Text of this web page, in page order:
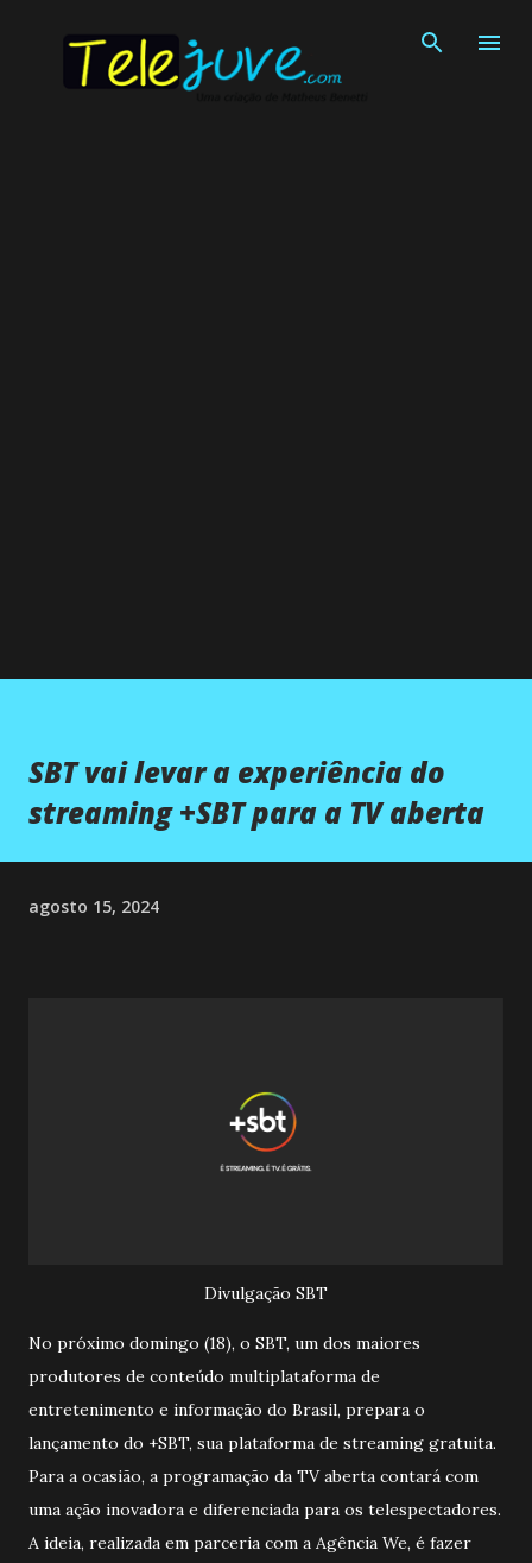
SBT vai levar a experiência do
streaming +SBT para a TV aberta
agosto 15, 2024
Divulgação SBT
No próximo domingo (18), o SBT, um dos maiores
produtores de conteúdo multiplataforma de
entretenimento e informação do Brasil, prepara o
lançamento do +SBT, sua plataforma de streaming gratuita.
Para a ocasião, a programação da TV aberta contará com
uma ação inovadora e diferenciada para os telespectadores.
A ideia, realizada em parceria com a Agência We, é fazer